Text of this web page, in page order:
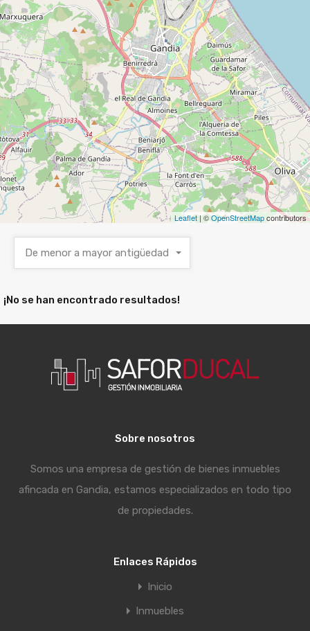
Leaflet | ©OpenStreetMapcontributors
De menor a mayor antigüedad
¡No se han encontrado resultados!
Sobre nosotros
Somos una empresa de gestión de bienes inmuebles
afincada en Gandia, estamos especializados en todo tipo
de propiedades.
Enlaces Rápidos
Inicio
Inmuebles